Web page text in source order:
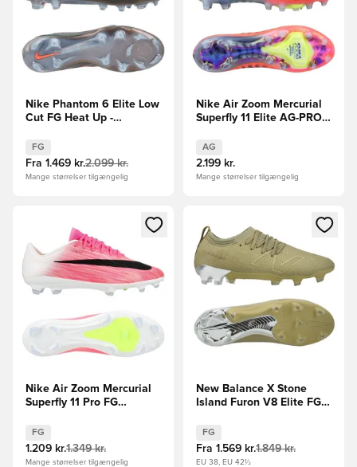
Nike Phantom 6 Elite Low
Cut FG Heat Up -
FG
Fra 1.469 kr.2.099 kr.
Mange størrelser tilgængelig
Nike Air Zoom Mercurial
Superfly 11 Elite AG-PRO
LIMITED EDITION
AG
2.199 kr.
Mange størrelser tilgængelig
Åbner en Modal til at logge ind eller tilmelde dig som
Nike Air Zoom Mercurial
Superfly 11 Pro FG
FG
1.209 kr.1.349 kr.
Mange størrelser tilgængelig
Åbner en Modal til at logge
New Balance X Stone
Island Furon V8 Elite FG -
EDITION
FG
Fra 1.569 kr.1.849 kr.
EU 38, EU 42½